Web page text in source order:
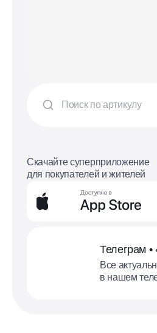
Скачайте суперприложение
для покупателей и жителей
Телеграм
Все
в нашем